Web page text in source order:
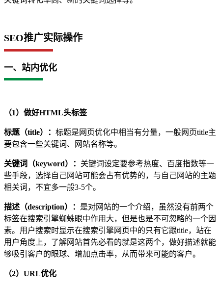
SEO推广实际操作
一、站内优化
（1）做好HTML头标签
标题（title）： 标题是网页优化中相当有分量，一般网页title主
要包含一些关键词、网站名称等。
关键词（keyword）： 关键词设定要参考热度、百度指数等一
些手段，选择自己网站可能会占有优势的，与自己网站的主题
相关词，不宜多一般3-5个。
描述（description）： 是对网站的一个介绍，虽然没有前两个
标签在搜索引擎蜘蛛眼中作用大，但是也是不可忽略的一个因
素。用户搜索时显示在搜索引擎网页中的只有它跟title，站在
用户角度上，了解网站首先必看的就是这两个，做好描述就能
够吸引客户的眼球、增加点击率，从而带来可能的客户。
（2）URL优化